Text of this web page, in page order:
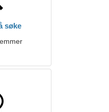
søke